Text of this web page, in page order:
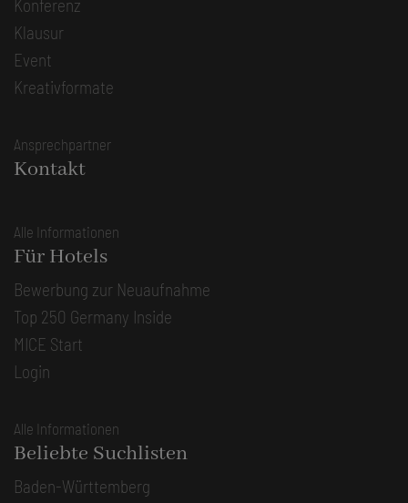
Konferenz
Klausur
Event
Kreativformate
Ansprechpartner
Kontakt
Alle Informationen
Für Hotels
Bewerbung zur Neuaufnahme
Top 250 Germany Inside
MICE Start
Login
Alle Informationen
Beliebte Suchlisten
Baden-Württemberg